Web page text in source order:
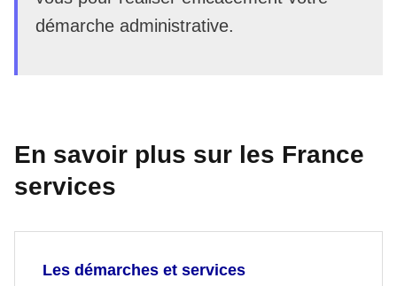
démarche administrative.
En savoir plus sur les France
services
Les démarches et services